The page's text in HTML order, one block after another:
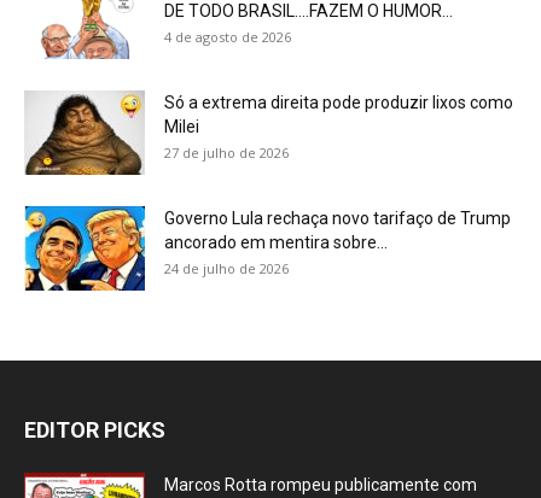
DE TODO BRASIL….FAZEM O HUMOR...
4 de agosto de 2026
Só a extrema direita pode produzir lixos como
Milei
27 de julho de 2026
Governo Lula rechaça novo tarifaço de Trump
ancorado em mentira sobre...
24 de julho de 2026
EDITOR PICKS
Marcos Rotta rompeu publicamente com